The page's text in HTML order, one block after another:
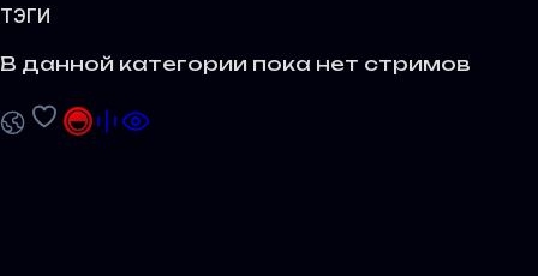
ТЭГИ
В данной категории пока нет стримов